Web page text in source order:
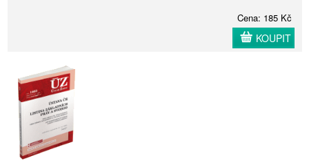
Cena: 185 Kč
KOUPIT